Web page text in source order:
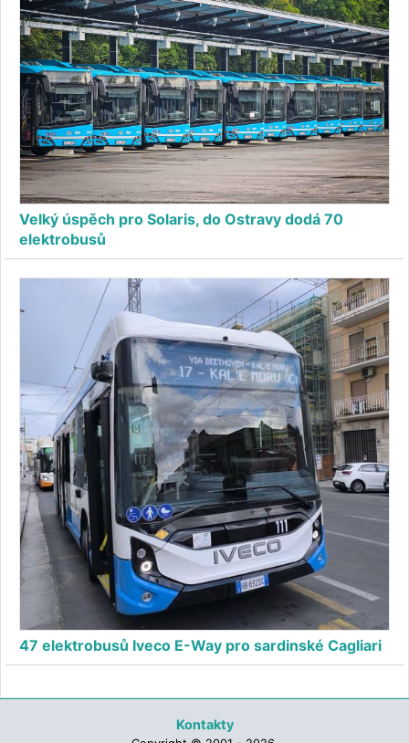
Velký úspěch pro Solaris, do Ostravy dodá 70
elektrobusů
47 elektrobusů Iveco E-Way pro sardinské Cagliari
Kontakty